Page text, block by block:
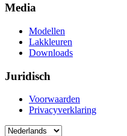
Media
Modellen
Lakkleuren
Downloads
Juridisch
Voorwaarden
Privacyverklaring